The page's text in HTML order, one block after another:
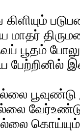
கிளியும்
மாதர்
பூதம்
பேற்றினில்